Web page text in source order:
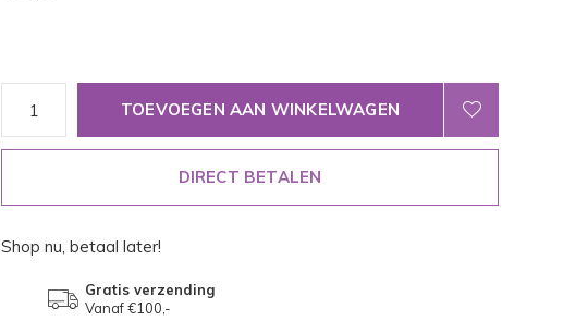
TOEVOEGEN AAN WINKELWAGEN
DIRECT BETALEN
Shop nu, betaal later!
Gratis verzending
Vanaf €100,-